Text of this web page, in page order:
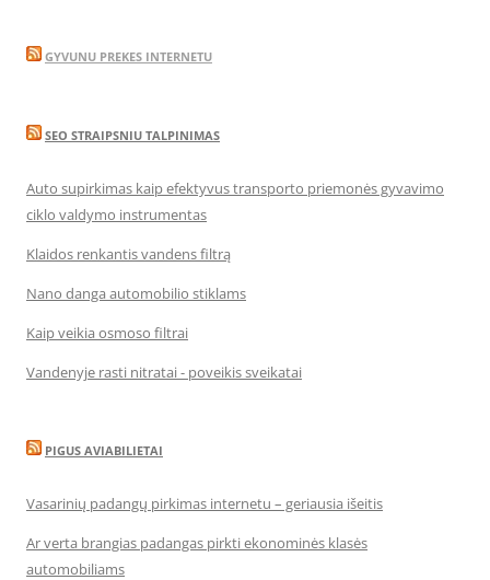
GYVUNU PREKES INTERNETU
SEO STRAIPSNIU TALPINIMAS
Auto supirkimas kaip efektyvus transporto priemonės gyvavimo
ciklo valdymo instrumentas
Klaidos renkantis vandens filtrą
Nano danga automobilio stiklams
Kaip veikia osmoso filtrai
Vandenyje rasti nitratai - poveikis sveikatai
PIGUS AVIABILIETAI
Vasarinių padangų pirkimas internetu – geriausia išeitis
Ar verta brangias padangas pirkti ekonominės klasės
automobiliams